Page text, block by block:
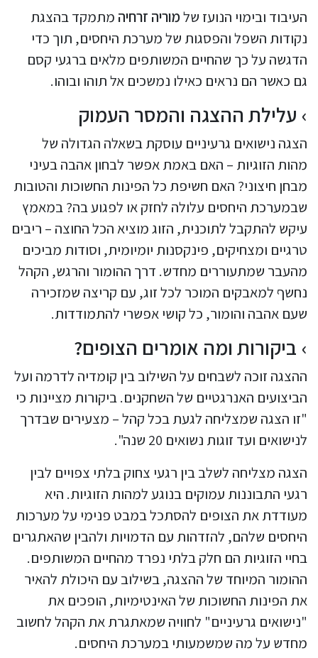
העיבוד ובימוי הנועז שלמוריה זרחיה מתמקד בהצגת
נקודות השפל והפסגות של מערכת היחסים, תוך כדי
הדגשה על כך שהחיים המשותפים מלאים ברגעי קסם
גם כאשר הם נראים כאילו נמשכים אל תוהו ובוהו.
עלילת ההצגה והמסר העמוק
הצגה נישואים גרעיניים עוסקת בשאלה הגדולה של
מהות הזוגיות – האם באמת אפשר לבחון אהבה בעיני
מבחן חיצוני? האם חשיפת כל הפינות החשוכות והטובות
שבמערכת היחסים עלולה לחזק או לפגוע בה? במאמץ
עיקש להתקבל לתוכנית, הזוג מוציא הכל החוצה – ריבים
טרגיים ומצחיקים, פינקסנות יומיומית, וסודות מביכים
מהעבר שמתעוררים מחדש. דרך ההומור והרגש, הקהל
נחשף למאבקים המוכר לכל זוג, עם קריצה שמזכירה
שעם אהבה והומור, כל קושי אפשרי להתמודדות.
ביקורות ומה אומרים הצופים?
ההצגה זוכה לשבחים על השילוב בין קומדיה לדרמה ועל
הביצועים האנרגטיים של השחקנים. ביקורות מציינות כי
"זו הצגה שמצליחה לגעת בכל קהל – מצעירים שבדרך
לנישואים ועד זוגות נשואים 20 שנה".
הצגה מצליחה לשלב בין רגעי צחוק בלתי צפויים לבין
רגעי התבוננות עמוקים בנוגע למהות הזוגיות. היא
מעודדת את הצופים להסתכל במבט פנימי על מערכות
היחסים שלהם, להזדהות עם הדמויות ולהבין שהאתגרים
בחיי הזוגיות הם חלק בלתי נפרד מהחיים המשותפים.
ההומור המיוחד של ההצגה, בשילוב עם היכולת להאיר
את הפינות החשוכות של האינטימיות, הופכים את
"נישואים גרעיניים" לחוויה שמאתגרת את הקהל לחשוב
מחדש על מה שמשמעותי במערכת היחסים.